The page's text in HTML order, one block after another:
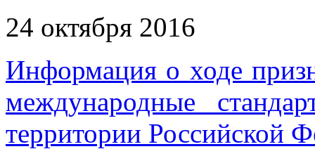
24 октября 2016
Информация о ходе
международные
территории Российской